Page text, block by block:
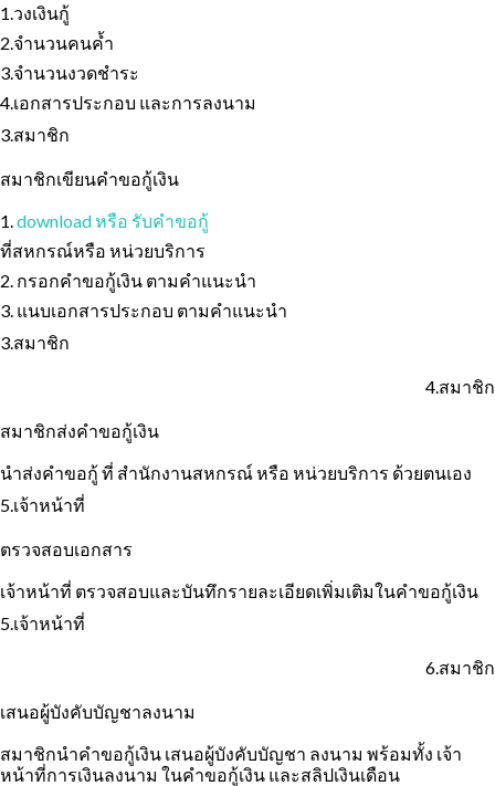
1.วงเงินกู้
2.จำนวนคนค้ำ
3.จำนวนงวดชำระ
4.เอกสารประกอบ และการลงนาม
3.สมาชิก
สมาชิกเขียนคำขอกู้เงิน
1. download หรือ รับคำขอกู้
ที่สหกรณ์หรือ หน่วยบริการ
2. กรอกคำขอกู้เงิน ตามคำแนะนำ
3. แนบเอกสารประกอบ ตามคำแนะนำ
3.สมาชิก
4.สมาชิก
สมาชิกส่งคำขอกู้เงิน
นำส่งคำขอกู้ ที่ สำนักงานสหกรณ์ หรือ หน่วยบริการ ด้วยตนเอง
5.เจ้าหน้าที่
ตรวจสอบเอกสาร
เจ้าหน้าที่ ตรวจสอบและบันทึกรายละเอียดเพิ่มเติมในคำขอกู้เงิน
5.เจ้าหน้าที่
6.สมาชิก
เสนอผู้บังคับบัญชาลงนาม
สมาชิกนำคำขอกู้เงิน เสนอผู้บังคับบัญชา ลงนาม พร้อมทั้ง เจ้า
หน้าที่การเงินลงนาม ในคำขอกู้เงิน และสลิปเงินเดือน